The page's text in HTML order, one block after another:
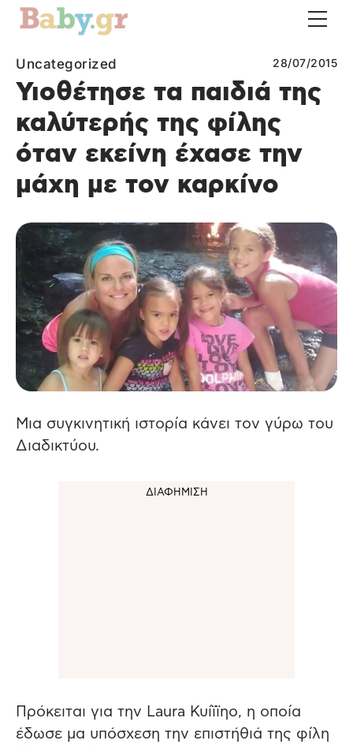
Uncategorized 28/07/2015
Υιοθέτησε τα παιδιά της
καλύτερής της φίλης
όταν εκείνη έχασε την
μάχη με τον καρκίνο
Μια συγκινητική ιστορία κάνει τον γύρω του
Διαδικτύου.
Πρόκειται για την Laura Κυίϊϊηο, η οποία
έδωσε μα υπόσχεση την επιστήθιά της φίλη